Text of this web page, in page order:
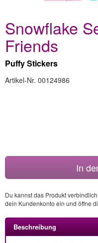
Snowflake
Friends
Puffy Stickers
Artikel-Nr. 00124986
In
Du kannst das Produkt
dein Kundenkonto ein und öffne
Beschreibung